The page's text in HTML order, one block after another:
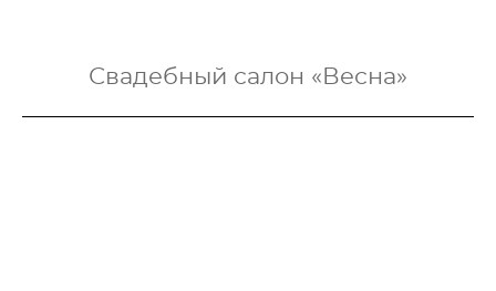
Свадебный салон «Весна»